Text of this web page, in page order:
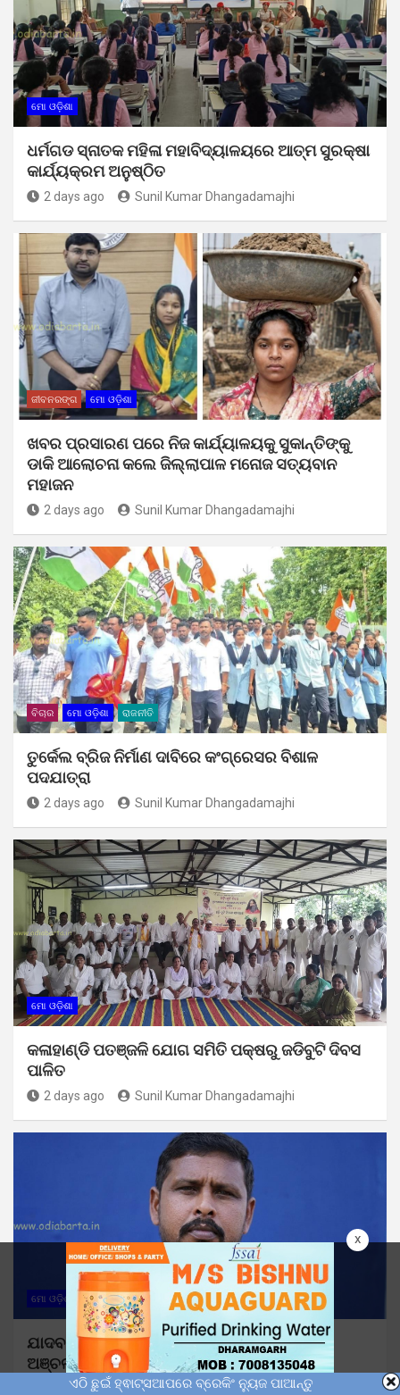
x
ମୋ ଓଡ଼ିଶା
ଧର୍ମଗଡ ସ୍ନାତକ ମହିଳା ମହାବିଦ୍ୟାଳୟରେ ଆତ୍ମ ସୁରକ୍ଷା
କାର୍ଯ୍ୟକ୍ରମ ଅନୁଷ୍ଠିତ
2 days ago Sunil Kumar Dhangadamajhi
ଜୀବନରଙ୍ଗ ମୋ ଓଡ଼ିଶା
ଖବର ପ୍ରସାରଣ ପରେ ନିଜ କାର୍ଯ୍ୟାଳୟକୁ ସୁକାନ୍ତିଙ୍କୁ
ଡାକି ଆଲୋଚନା କଲେ ଜିଲ୍ଲାପାଳ ମନୋଜ ସତ୍ୟବାନ
ମହାଜନ
2 days ago Sunil Kumar Dhangadamajhi
ବିଚାର ମୋ ଓଡ଼ିଶା ରାଜନୀତି
ତୁର୍କେଲ ବ୍ରିଜ ନିର୍ମାଣ ଦାବିରେ କଂଗ୍ରେସର ବିଶାଳ
ପଦଯାତ୍ରା
2 days ago Sunil Kumar Dhangadamajhi
ମୋ ଓଡ଼ିଶା
କଳାହାଣ୍ଡି ପତଞ୍ଜଳି ଯୋଗ ସମିତି ପକ୍ଷରୁ ଜଡିବୁଟି ଦିବସ
ପାଳିତ
2 days ago Sunil Kumar Dhangadamajhi
ମୋ ଓଡ଼ିଶା
ଯାଦବ ନେତୃତ୍ୱ ଲିଙ୍ଗରାଜ ପୋଢଙ୍କ ଦେହାନ୍ତ :
ଅଞ୍ଚଳରେ ଶୋକର ଛାୟା
3 days ago Sunil Kumar Dhangadamajhi
ଏଠି ଛୁଇଁ ହ୍ଵାଟ୍ସଆପରେ ବ୍ରେକିଂ ନ୍ୟୁଜ ପାଆନ୍ତୁ